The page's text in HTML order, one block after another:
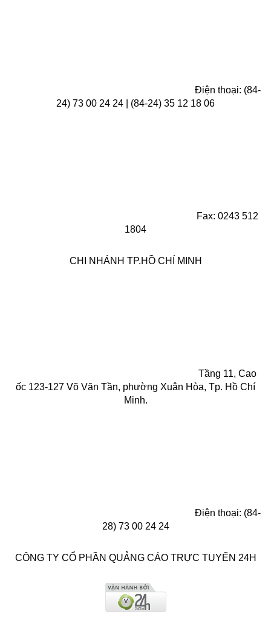
Điện thoại: (84-
24) 73 00 24 24 | (84-24) 35 12 18 06
Fax: 0243 512
1804
CHI NHÁNH TP.HỒ CHÍ MINH
Tầng 11, Cao
ốc 123-127 Võ Văn Tần, phường Xuân Hòa, Tp. Hồ Chí
Minh.
Điện thoại: (84-
28) 73 00 24 24
CÔNG TY CỔ PHẦN QUẢNG CÁO TRỰC TUYẾN 24H